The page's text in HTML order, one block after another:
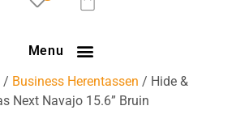
Menu
/ Business Herentassen / Hide &
Next Navajo 15.6” Bruin